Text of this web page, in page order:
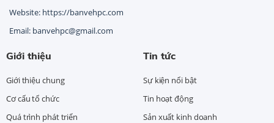
Website: https://banvehpc.com
Email: banvehpc@gmail.com
Giới thiệu
Giới thiệu chung
Cơ cấu tổ chức
Quá trình phát triển
Tin tức
Sự kiện nổi bật
Tin hoạt động
Sản xuất kinh doanh